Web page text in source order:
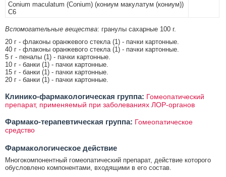
Conium maculatum (Conium) (кониум макулатум (кониум))
C6
Вспомогательные вещества: гранулы сахарные 100 г.
20 г - флаконы оранжевого стекла (1) - пачки картонные.
40 г - флаконы оранжевого стекла (1) - пачки картонные.
5 г - пеналы (1) - пачки картонные.
10 г - банки (1) - пачки картонные.
15 г - банки (1) - пачки картонные.
20 г - банки (1) - пачки картонные.
Клинико-фармакологическая группа: Гомеопатический
препарат, применяемый при заболеваниях ЛОР-органов
Фармако-терапевтическая группа: Гомеопатическое
средство
Фармакологическое действие
Многокомпонентный гомеопатический препарат, действие которого
обусловлено компонентами, входящими в его состав.